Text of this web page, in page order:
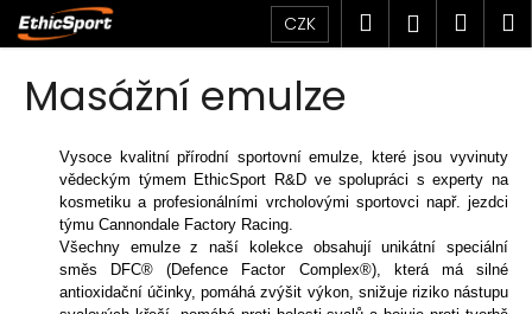
Přejít
na
obsah
CZK Hledat
Masážní emulze
Vysoce kvalitní přírodní sportovní emulze, které jsou vyvinuty
vědeckým týmem EthicSport R&D ve spolupráci s experty na
kosmetiku a profesionálními vrcholovými sportovci např. jezdci
týmu Cannondale Factory Racing.
Všechny emulze z naší kolekce obsahují unikátní speciální
směs DFC® (Defence Factor Complex®), která má silné
antioxidační účinky, pomáhá zvýšit výkon, snižuje riziko nástupu
o